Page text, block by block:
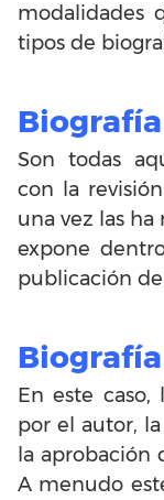
modalidades
tipos de
Son todas
con la
una vez las ha
expone
publicación
En este caso,
por el autor,
la aprobación
A menudo